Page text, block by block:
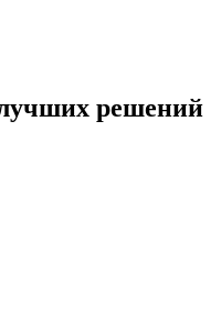
решений